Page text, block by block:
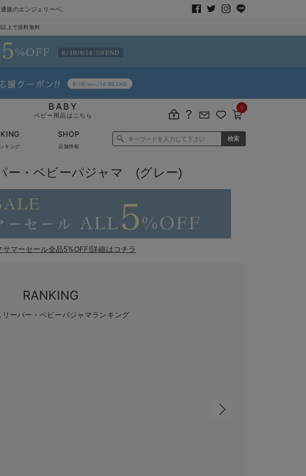
販のエンジェリーベ。
上で送料無料
BABY
ベビー用品はこちら
0
キング
SHOP
店舗情報
ー・ベビーパジャマ (グレー)
マーセール全品5%OFF!詳細はコチラ
RANKING
リーパー・ベビーパジャマランキング